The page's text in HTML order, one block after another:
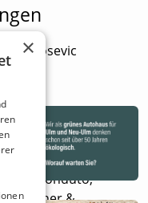
Milosevic
Conduto,
&
×